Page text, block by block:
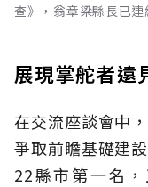
查》，翁章梁縣長已連
展現掌舵者遠
在交流座談會中
爭取前瞻基礎建
22縣市第一名